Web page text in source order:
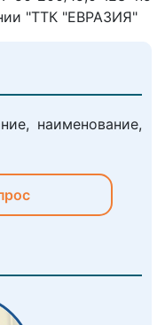
"ТТК "ЕВРАЗИЯ"
наименование,